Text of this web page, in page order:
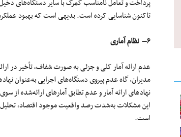
پرداخت و تعامل نامناسب گمرک با سایر دستگاه‌های
تاکنون شناسایی کرده است. بدیهی است که بهبود
۶– نظام آماری
عدم ارائه آمار کلی و جزئیبهصورتشفاف،تأخیردر
مدیران، گاه عدم پیروی دستگاه‌های اجرایی به‌عنوان
نهادهای ارائه آمار و عدم تطابق آمارهایارائه‌شدهاز
این مشکلاتبه‌شدترصد واقعیت موجود اقتصاد،
است.